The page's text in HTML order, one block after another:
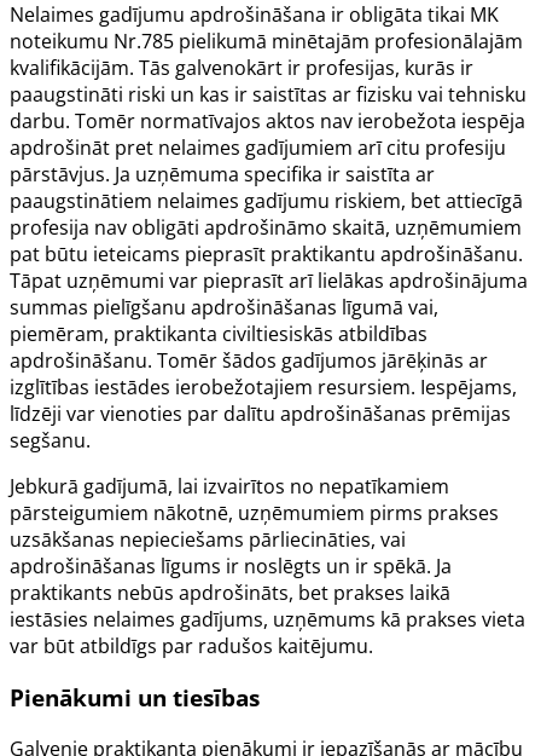
Nelaimes gadījumu apdrošināšana ir obligāta tikai MK
noteikumu Nr.785 pielikumā minētajām profesionālajām
kvalifikācijām. Tās galvenokārt ir profesijas, kurās ir
paaugstināti riski un kas ir saistītas ar fizisku vai tehnisku
darbu. Tomēr normatīvajos aktos nav ierobežota iespēja
apdrošināt pret nelaimes gadījumiem arī citu profesiju
pārstāvjus. Ja uzņēmuma specifika ir saistīta ar
paaugstinātiem nelaimes gadījumu riskiem, bet attiecīgā
profesija nav obligāti apdrošināmo skaitā, uzņēmumiem
pat būtu ieteicams pieprasīt praktikantu apdrošināšanu.
Tāpat uzņēmumi var pieprasīt arī lielākas apdrošinājuma
summas pielīgšanu apdrošināšanas līgumā vai,
piemēram, praktikanta civiltiesiskās atbildības
apdrošināšanu. Tomēr šādos gadījumos jārēķinās ar
izglītības iestādes ierobežotajiem resursiem. Iespējams,
līdzēji var vienoties par dalītu apdrošināšanas prēmijas
segšanu.
Jebkurā gadījumā, lai izvairītos no nepatīkamiem
pārsteigumiem nākotnē, uzņēmumiem pirms prakses
uzsākšanas nepieciešams pārliecināties, vai
apdrošināšanas līgums ir noslēgts un ir spēkā. Ja
praktikants nebūs apdrošināts, bet prakses laikā
iestāsies nelaimes gadījums, uzņēmums kā prakses vieta
var būt atbildīgs par radušos kaitējumu.
Pienākumi un tiesības
Galvenie praktikanta pienākumi ir iepazīšanās ar mācību